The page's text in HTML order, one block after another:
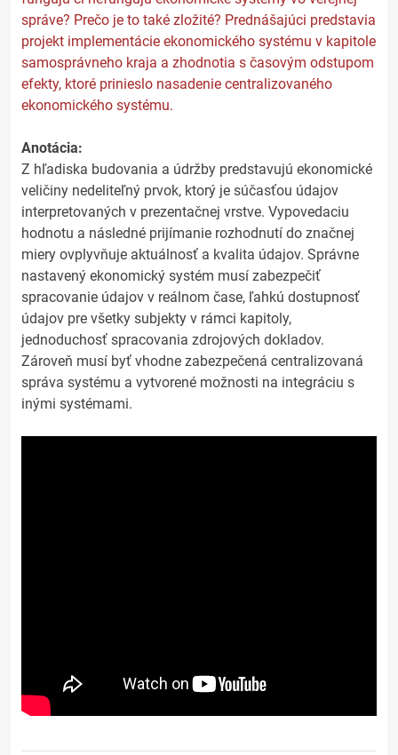
správe? Prečo je to také zložité? Prednášajúci predstavia
projekt implementácie ekonomického systému v kapitole
samosprávneho kraja a zhodnotia s časovým odstupom
efekty, ktoré prinieslo nasadenie centralizovaného
ekonomického systému.
Anotácia:
Z hľadiska budovania a údržby predstavujú ekonomické
veličiny nedeliteľný prvok, ktorý je súčasťou údajov
interpretovaných v prezentačnej vrstve. Vypovedaciu
hodnotu a následné prijímanie rozhodnutí do značnej
miery ovplyvňuje aktuálnosť a kvalita údajov. Správne
nastavený ekonomický systém musí zabezpečiť
spracovanie údajov v reálnom čase, ľahkú dostupnosť
údajov pre všetky subjekty v rámci kapitoly,
jednoduchosť spracovania zdrojových dokladov.
Zároveň musí byť vhodne zabezpečená centralizovaná
správa systému a vytvorené možnosti na integráciu s
inými systémami.